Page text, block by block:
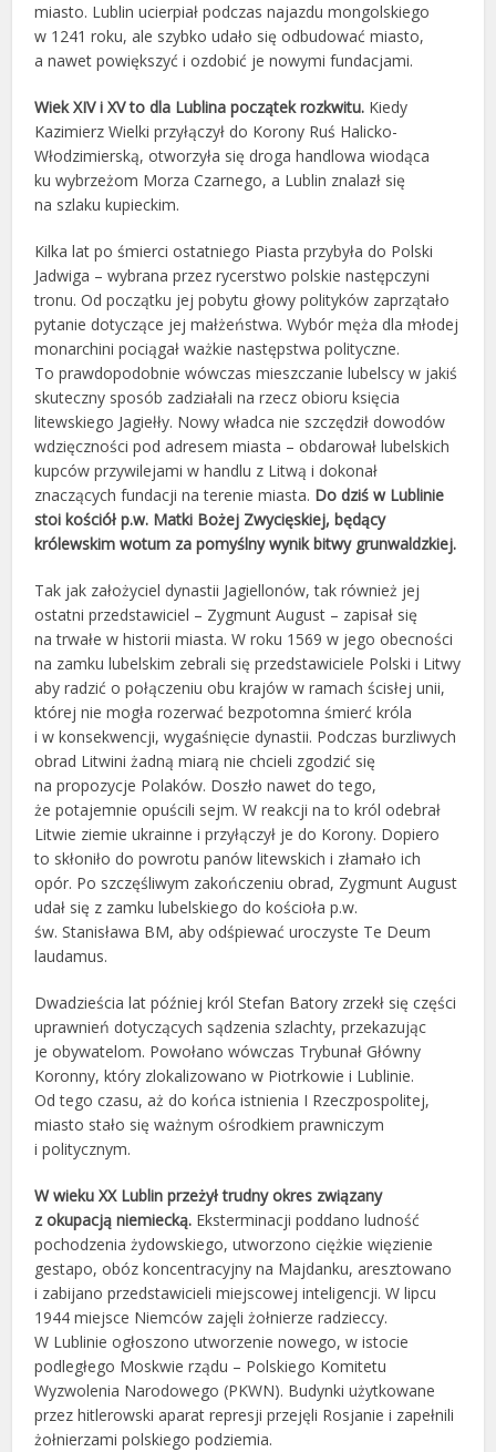
miasto. Lublin ucierpiał podczas najazdu mongolskiego
w 1241 roku, ale szybko udało się odbudować miasto,
a nawet powiększyć i ozdobić je nowymi fundacjami.
Wiek XIV i XV to dla Lublina początek rozkwitu. Kiedy
Kazimierz Wielki przyłączył do Korony Ruś Halicko-
Włodzimierską, otworzyła się droga handlowa wiodąca
ku wybrzeżom Morza Czarnego, a Lublin znalazł się
na szlaku kupieckim.
Kilka lat po śmierci ostatniego Piasta przybyła do Polski
Jadwiga – wybrana przez rycerstwo polskie następczyni
tronu. Od początku jej pobytu głowy polityków zaprzątało
pytanie dotyczące jej małżeństwa. Wybór męża dla młodej
monarchini pociągał ważkie następstwa polityczne.
To prawdopodobnie wówczas mieszczanie lubelscy w jakiś
skuteczny sposób zadziałali na rzecz obioru księcia
litewskiego Jagiełły. Nowy władca nie szczędził dowodów
wdzięczności pod adresem miasta – obdarował lubelskich
kupców przywilejami w handlu z Litwą i dokonał
znaczących fundacji na terenie miasta. Do dziś w Lublinie
stoi kościół p.w. Matki Bożej Zwycięskiej, będący
królewskim wotum za pomyślny wynik bitwy grunwaldzkiej.
Tak jak założyciel dynastii Jagiellonów, tak również jej
ostatni przedstawiciel – Zygmunt August – zapisał się
na trwałe w historii miasta. W roku 1569 w jego obecności
na zamku lubelskim zebrali się przedstawiciele Polski i Litwy
aby radzić o połączeniu obu krajów w ramach ścisłej unii,
której nie mogła rozerwać bezpotomna śmierć króla
i w konsekwencji, wygaśnięcie dynastii. Podczas burzliwych
obrad Litwini żadną miarą nie chcieli zgodzić się
na propozycje Polaków. Doszło nawet do tego,
że potajemnie opuścili sejm. W reakcji na to król odebrał
Litwie ziemie ukrainne i przyłączył je do Korony. Dopiero
to skłoniło do powrotu panów litewskich i złamało ich
opór. Po szczęśliwym zakończeniu obrad, Zygmunt August
udał się z zamku lubelskiego do kościoła p.w.
św. Stanisława BM, aby odśpiewać uroczyste Te Deum
laudamus.
Dwadzieścia lat później król Stefan Batory zrzekł się części
uprawnień dotyczących sądzenia szlachty, przekazując
je obywatelom. Powołano wówczas Trybunał Główny
Koronny, który zlokalizowano w Piotrkowie i Lublinie.
Od tego czasu, aż do końca istnienia I Rzeczpospolitej,
miasto stało się ważnym ośrodkiem prawniczym
i politycznym.
W wieku XX Lublin przeżył trudny okres związany
z okupacją niemiecką. Eksterminacji poddano ludność
pochodzenia żydowskiego, utworzono ciężkie więzienie
gestapo, obóz koncentracyjny na Majdanku, aresztowano
i zabijano przedstawicieli miejscowej inteligencji. W lipcu
1944 miejsce Niemców zajęli żołnierze radzieccy.
W Lublinie ogłoszono utworzenie nowego, w istocie
podległego Moskwie rządu – Polskiego Komitetu
Wyzwolenia Narodowego (PKWN). Budynki użytkowane
przez hitlerowski aparat represji przejęli Rosjanie i zapełnili
żołnierzami polskiego podziemia.